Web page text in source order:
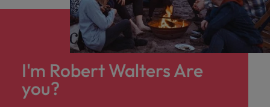
I'm Robert Walters Are
you?